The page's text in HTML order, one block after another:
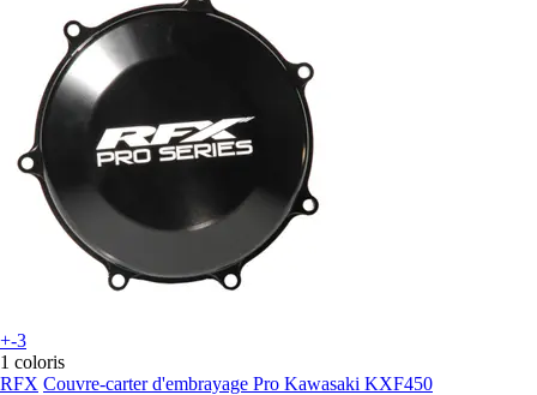
+-3
1 coloris
RFX Couvre-carter d'embrayage Pro Kawasaki KXF450